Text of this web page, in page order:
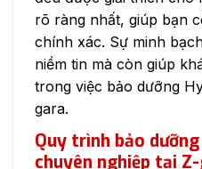
rõ ràng nhất, giúp bạn
chính xác. Sự minh
niềm tin mà còn giúp
trong việc bảo dưỡng
gara.
Quy trình bảo
chuyên nghiệp tại